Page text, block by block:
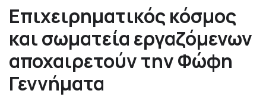
Επιχειρηματικός κόσμος
και σωματεία εργαζόμενων
αποχαιρετούν την Φώφη
Γεννήματα